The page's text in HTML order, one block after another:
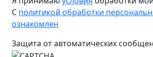
С политикой обработки
ознакомлен
Защита от автоматических